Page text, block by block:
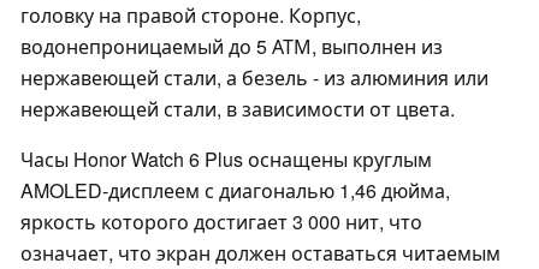
головку на правой стороне. Корпус,
водонепроницаемый до 5 АТМ, выполнен из
нержавеющей стали, а безель - из алюминия или
нержавеющей стали, в зависимости от цвета.
Часы Honor Watch 6 Plus оснащены круглым
AMOLED-дисплеем с диагональю 1,46 дюйма,
яркость которого достигает 3 000 нит, что
означает, что экран должен оставаться читаемым